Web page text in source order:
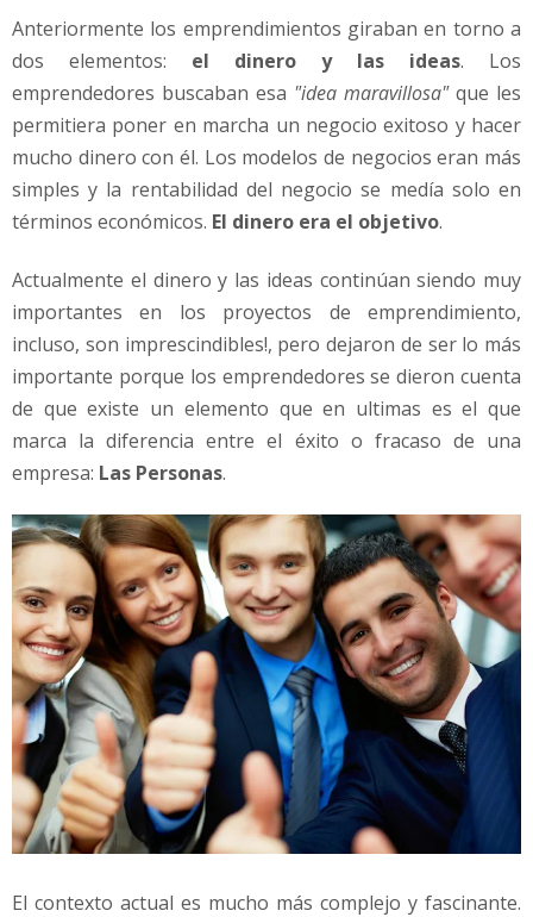
n
d
i
m
e
n
t
c
r
a
d
e
n
l
a
s
P
e
r
s
o
n
a
s
Anteriormente los emprendimientos giraban en torno a
dos elementos: el dinero y las ideas. Los
emprendedores buscaban esa "idea maravillosa"que les
permitiera poner en marcha un negocio exitoso y hacer
mucho dinero con él. Los modelos de negocios eran más
simples y la rentabilidad del negocio se medía solo en
términos económicos. El dinero era el objetivo.
Actualmente el dinero y las ideas continúan siendo muy
importantes en los proyectos de emprendimiento,
incluso, son imprescindibles!, pero dejaron de ser lo más
importante porque los emprendedores se dieron cuenta
de que existe un elemento que en ultimas es el que
marca la diferencia entre el éxito o fracaso de una
empresa: Las Personas.
El contexto actual es mucho más complejo y fascinante.